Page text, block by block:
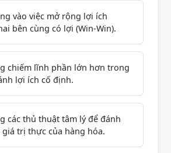
vào việc mở rộng lợi ích
bên cùng có lợi (Win-Win).
chiếm lĩnh phần lớn hơn trong
lợi ích cố định.
các thủ thuật tâm lý để đánh
giá trị thực của hàng hóa.